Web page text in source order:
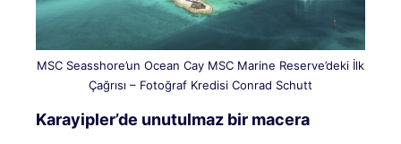
MSC Seasshore’un Ocean Cay MSC Marine Reserve’deki İlk
Çağrısı – Fotoğraf Kredisi Conrad Schutt
Karayipler’de unutulmaz bir macera